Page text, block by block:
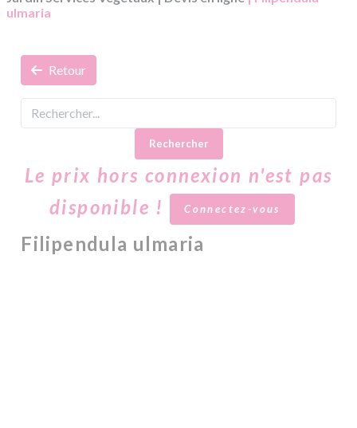
ulmaria
Retour
Rechercher
Le prix hors connexion n'est pas
disponible !
Connectez-vous
Filipendula ulmaria